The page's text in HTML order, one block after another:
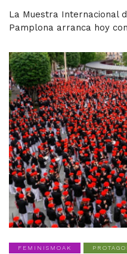
La Muestra Internacional
Pamplona arranca hoy
FEMINISMOAK